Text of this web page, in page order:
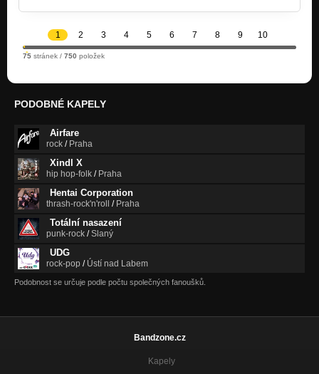
1 2 3 4 5 6 7 8 9 10
75 stránek / 750 položek
PODOBNÉ KAPELY
Airfare
rock / Praha
Xindl X
hip hop-folk / Praha
Hentai Corporation
thrash-rock'n'roll / Praha
Totální nasazení
punk-rock /Slaný
UDG
rock-pop / Ústí nad Labem
Podobnost se určuje podle počtu společných fanoušků.
Bandzone.cz
Kapely